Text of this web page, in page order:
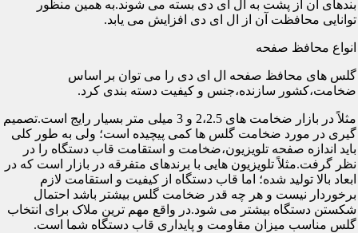
بندهای آن از پشت به ال ای دی بسته می شوند.به همین منظور
توانایی محافظت آن از ال ای دی افزایش می یابد.
انواع محافظ صفحه
گلس های محافظ صفحه ال ای دی را می توان بر اساس
ضخامت،کشور سازنده،جنس و کیفیت دسته بندی کرد.
مثلاً در بازار ضخامت های 2،2.5 و 3 میلی متر بسیار رایج است.تصمیم
گیری در مورد ضخامت گلس ها کمی پیچیده است؛ ولی به طور کلی
باید اندازه صفحه تلویزیون،ضخامت و استقامت قاب دستگاه را در
نظر گرفت.مثلاً تلویزیون هایی با برندهای متفرقه در بازار است که در
ابعاد بالا تولید شده؛ اما قاب دستگاه از کیفیت و استقامت لازم
برخوردار نیست و هر چه قدر ضخامت گلس بیشتر باشد احتمال
شکستن دستگاه بیشتر می شود.در واقع مهم ترین ملاک برای انتخاب
گلس مناسب میزان مقاومت و پایداری قاب دستگاه شما است.